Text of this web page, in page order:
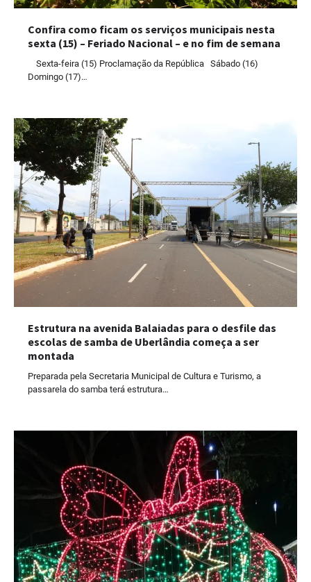
Confira como ficam os serviços municipais nesta
sexta (15) – Feriado Nacional – e no fim de semana
Sexta-feira (15) Proclamação da República Sábado (16)
Domingo (17)…
Estrutura na avenida Balaiadas para o desfile das
escolas de samba de Uberlândia começa a ser
montada
Preparada pela Secretaria Municipal de Cultura e Turismo, a
passarela do samba terá estrutura…